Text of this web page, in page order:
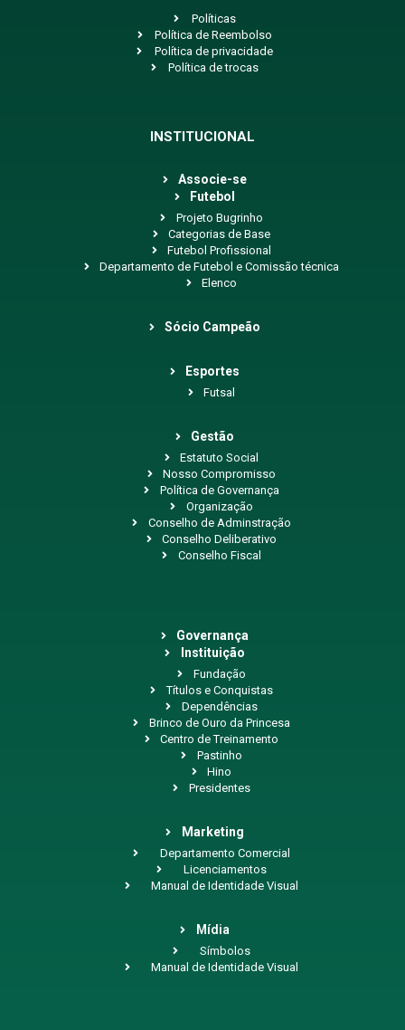
Políticas
Política de Reembolso
Política de privacidade
Política de trocas
INSTITUCIONAL
Associe-se
Futebol
Projeto Bugrinho
Categorias de Base
Futebol Profissional
Departamento de Futebol e Comissão técnica
Elenco
Sócio Campeão
Esportes
Futsal
Gestão
Estatuto Social
Nosso Compromisso
Política de Governança
Organização
Conselho de Adminstração
Conselho Deliberativo
Conselho Fiscal
Governança
Instituição
Fundação
Títulos e Conquistas
Dependências
Brinco de Ouro da Princesa
Centro de Treinamento
Pastinho
Hino
Presidentes
Marketing
Departamento Comercial
Licenciamentos
Manual de Identidade Visual
Mídia
Símbolos
Manual de Identidade Visual